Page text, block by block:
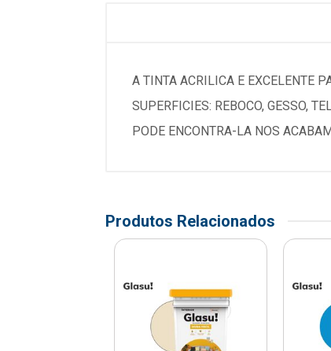
A TINTA ACRILICA E EXCELENTE
SUPERFICIES: REBOCO, GESSO,
PODE ENCONTRA-LA NOS
Produtos Relacionados